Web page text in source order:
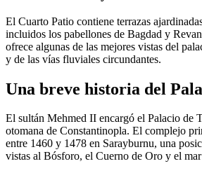
El Cuarto Patio contiene terrazas
incluidos los pabellones de Bagdad y
ofrece algunas de las mejores vistas del
y de las vías fluviales circundantes.
Una breve historia del
El sultán Mehmed II encargó el Palacio de
otomana de Constantinopla. El complejo
entre 1460 y 1478 en Sarayburnu, una
vistas al Bósforo, el Cuerno de Oro y el